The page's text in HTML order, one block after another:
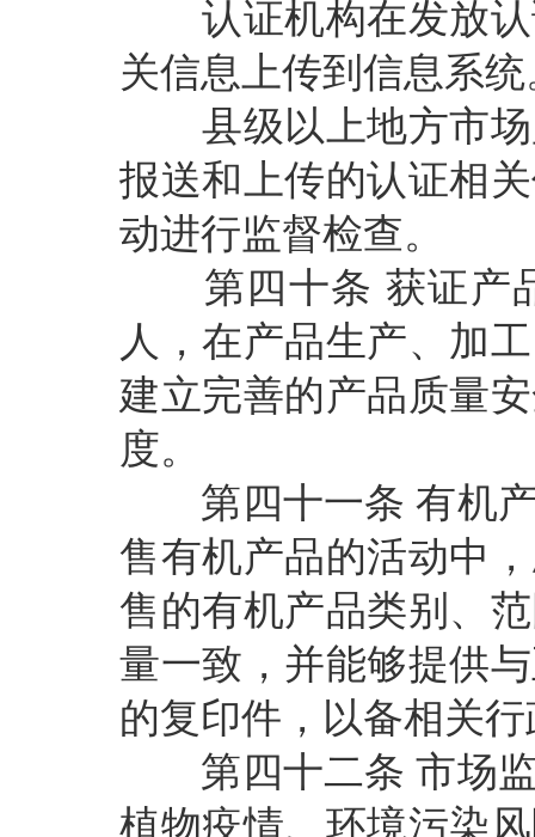
认证机构在发放认
关信息上传到信息系统
县级以上地方市场
报送和上传的认证相
动进行监督检查。
第四十条 获证产
人，在产品生产、加
建立完善的产品质量
度。
第四十一条 有机
售有机产品的活动中
售的有机产品类别、
量一致，并能够提供
的复印件，以备相关
第四十二条 市场
植物疫情、环境污染